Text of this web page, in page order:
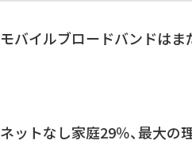
モバイルブロードバンドはまだ
ネットなし家庭29％、最大の理